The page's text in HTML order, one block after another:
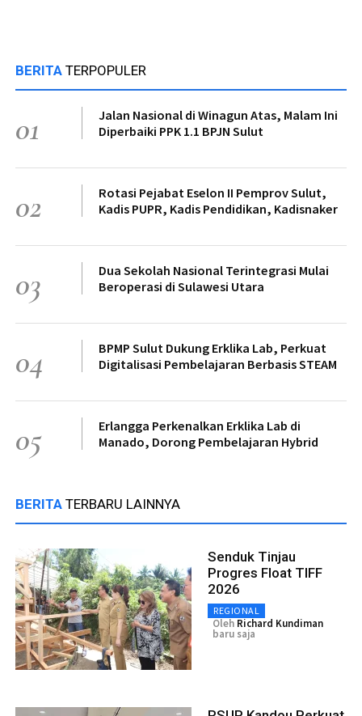
BERITA TERPOPULER
01
Jalan Nasional di Winagun Atas, Malam Ini
Diperbaiki PPK 1.1 BPJN Sulut
02
Rotasi Pejabat Eselon II Pemprov Sulut,
Kadis PUPR, Kadis Pendidikan, Kadisnaker
03
Dua Sekolah Nasional Terintegrasi Mulai
Beroperasi di Sulawesi Utara
04
BPMP Sulut Dukung Erklika Lab, Perkuat
Digitalisasi Pembelajaran Berbasis STEAM
05
Erlangga Perkenalkan Erklika Lab di
Manado, Dorong Pembelajaran Hybrid
BERITA TERBARU LAINNYA
Senduk Tinjau
Progres Float TIFF
2026
REGIONAL
Oleh Richard Kundiman
baru saja